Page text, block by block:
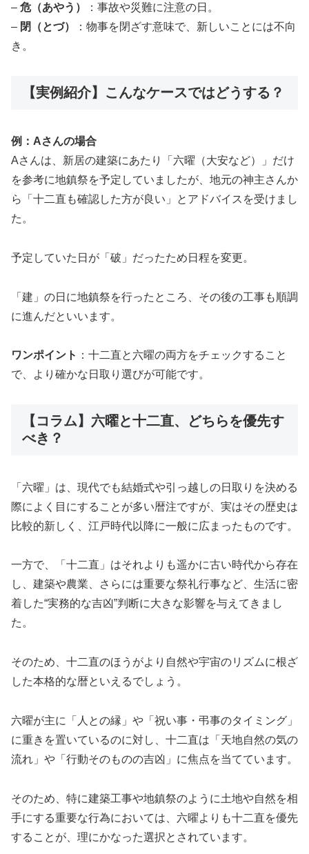
– 危（あやう）
：事故や災難に注意の日。
– 閉（とづ）
：物事を閉ざす意味で、新しいことには不向
き。
【実例紹介】こんなケースではどうする？
例：Aさんの場合
Aさんは、新居の建築にあたり「六曜（大安など）」だけ
を参考に地鎮祭を予定していましたが、地元の神主さんか
ら「十二直も確認した方が良い」とアドバイスを受けまし
た。
予定していた日が「破」だったため日程を変更。
「建」の日に地鎮祭を行ったところ、その後の工事も順調
に進んだといいます。
ワンポイント ：十二直と六曜の両方をチェックすること
で、より確かな日取り選びが可能です。
【コラム】六曜と十二直、どちらを優先す
べき？
「六曜」は、現代でも結婚式や引っ越しの日取りを決める
際によく目にすることが多い暦注ですが、実はその歴史は
比較的新しく、江戸時代以降に一般に広まったものです。
一方で、「十二直」はそれよりも遥かに古い時代から存在
し、建築や農業、さらには重要な祭礼行事など、生活に密
着した“実務的な吉凶”判断に大きな影響を与えてきまし
た。
そのため、十二直のほうがより自然や宇宙のリズムに根ざ
した本格的な暦といえるでしょう。
六曜が主に「人との縁」や「祝い事・弔事のタイミング」
に重きを置いているのに対し、十二直は「天地自然の気の
流れ」や「行動そのものの吉凶」に焦点を当てています。
そのため、特に建築工事や地鎮祭のように土地や自然を相
手にする重要な行為においては、六曜よりも十二直を優先
することが、理にかなった選択とされています。